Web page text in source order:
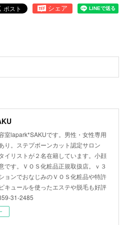
室lapark*SAKUです。男性・女性専用
り。ステプボーンカット認定サロン
イリストが２名在籍しています。小顔
です。ＶＯＳ化粧品正規取扱店。ｖ３
ョンでおなじみのＶＯＳ化粧品や特許
キュールを使ったエステや脱毛も好評
31-2485